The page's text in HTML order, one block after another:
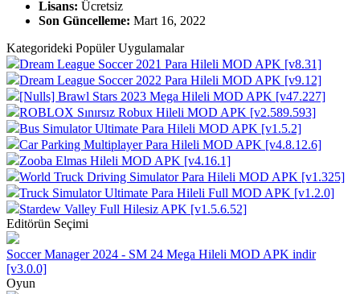
Lisans: Ücretsiz
Son Güncelleme: Mart 16, 2022
Kategorideki Popüler Uygulamalar
Dream League Soccer 2021 Para Hileli MOD APK [v8.31]
Dream League Soccer 2022 Para Hileli MOD APK [v9.12]
[Nulls] Brawl Stars 2023 Mega Hileli MOD APK [v47.227]
ROBLOX Sınırsız Robux Hileli MOD APK [v2.589.593]
Bus Simulator Ultimate Para Hileli MOD APK [v1.5.2]
Car Parking Multiplayer Para Hileli MOD APK [v4.8.12.6]
Zooba Elmas Hileli MOD APK [v4.16.1]
World Truck Driving Simulator Para Hileli MOD APK [v1.325]
Truck Simulator Ultimate Para Hileli Full MOD APK [v1.2.0]
Stardew Valley Full Hilesiz APK [v1.5.6.52]
Editörün Seçimi
Soccer Manager 2024 - SM 24 Mega Hileli MOD APK indir
[v3.0.0]
Oyun